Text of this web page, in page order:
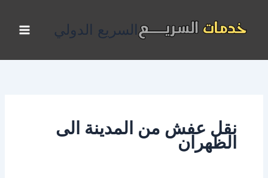
المحتوى
السريع الدولي
نقل عفش من المدينة الى
الظهران